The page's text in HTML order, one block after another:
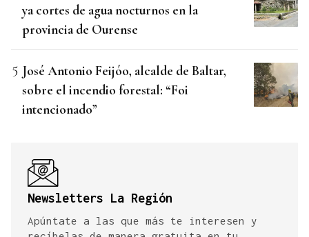
ya cortes de agua nocturnos en la
provincia de Ourense
José Antonio Feijóo, alcalde de Baltar,
sobre el incendio forestal: “Foi
intencionado”
Newsletters La Región
Apúntate a las que más te interesen y